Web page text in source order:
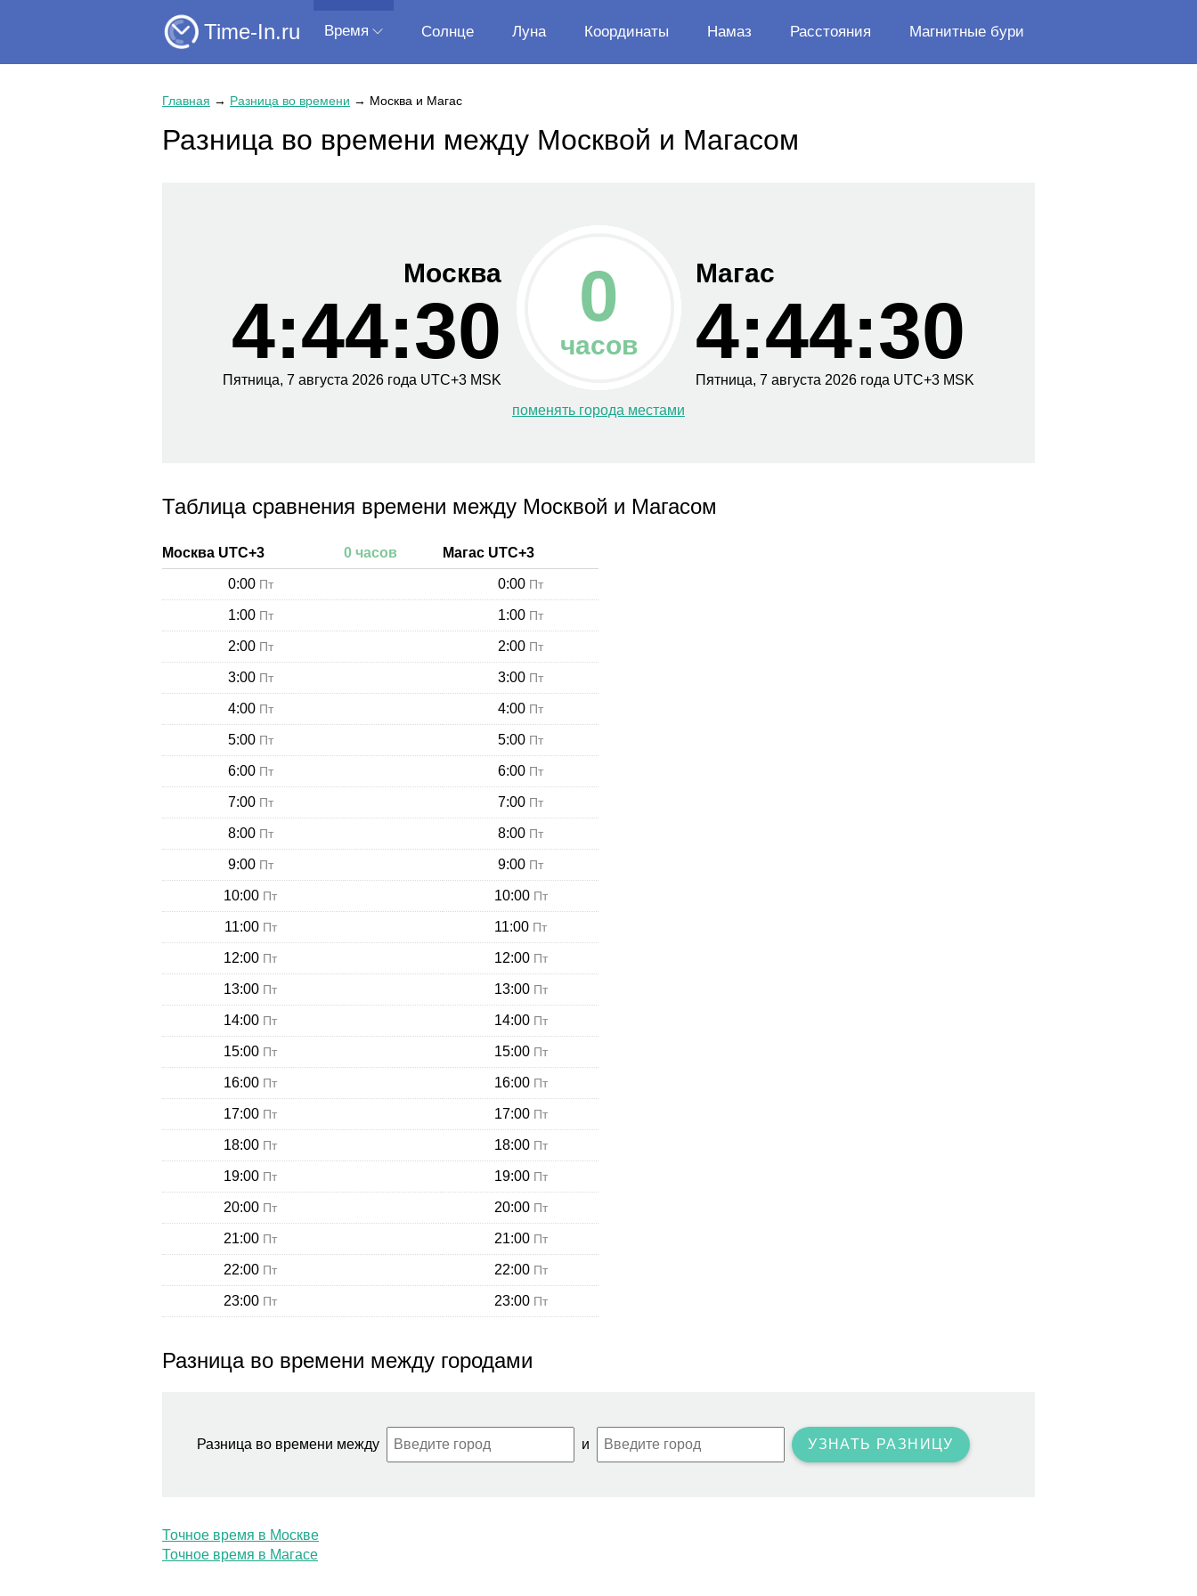
Time-In.ru Время Солнце Луна Координаты Намаз Расстояния Магнитные бури
Главная → Разница во времени → Москва и Магас
Разница во времени между Москвой и Магасом
Москва
4:44:30
Пятница, 7 августа 2026 года UTC+3 MSK
0
часов
поменять города местами
Магас
4:44:30
Пятница, 7 августа 2026 года UTC+3 MSK
Таблица сравнения времени между Москвой и Магасом
Москва UTC+3 0 часов Магас UTC+3
0:00 Пт 0:00 Пт
1:00 Пт 1:00 Пт
2:00 Пт 2:00 Пт
3:00 Пт 3:00 Пт
4:00 Пт 4:00 Пт
5:00 Пт 5:00 Пт
6:00 Пт 6:00 Пт
7:00 Пт 7:00 Пт
8:00 Пт 8:00 Пт
9:00 Пт 9:00 Пт
10:00 Пт 10:00 Пт
11:00 Пт 11:00 Пт
12:00 Пт 12:00 Пт
13:00 Пт 13:00 Пт
14:00 Пт 14:00 Пт
15:00 Пт 15:00 Пт
16:00 Пт 16:00 Пт
17:00 Пт 17:00 Пт
18:00 Пт 18:00 Пт
19:00 Пт 19:00 Пт
20:00 Пт 20:00 Пт
21:00 Пт 21:00 Пт
22:00 Пт 22:00 Пт
23:00 Пт 23:00 Пт
Разница во времени между городами
Разница во времени между и УЗНАТЬ РАЗНИЦУ
Точное время в Москве
Точное время в Магасе